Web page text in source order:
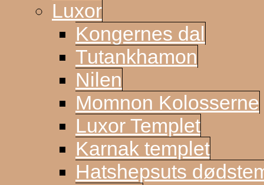
Luxor
Kongernes dal
Tutankhamon
Nilen
Momnon Kolosserne
Luxor Templet
Karnak templet
Hatshepsuts